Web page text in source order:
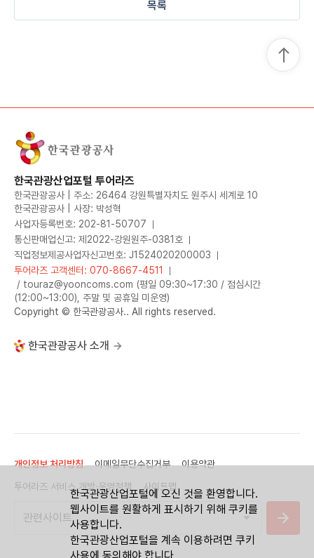
목록
한국관광산업포털 투어라즈
한국관광공사 | 주소: 26464 강원특별자치도 원주시 세계로 10
한국관광공사 | 사장: 박성혁
사업자등록번호: 202-81-50707
통신판매업신고: 제2022-강원원주-0381호
직업정보제공사업자신고번호: J1524020200003
투어라즈 고객센터: 070-8667-4511
/ touraz@yooncoms.com (평일 09:30~17:30 / 점심시간
(12:00~13:00), 주말 및 공휴일 미운영)
Copyright © 한국관광공사.. All rights reserved.
한국관광공사 소개
개인정보 처리방침 이메일무단수집거부
이용약관
투어라즈 서비스 개방·운영정책
사이트맵
한국관광산업포털에 오신 것을 환영합니다.
웹사이트를 원활하게 표시하기 위해 쿠키를
사용합니다.
한국관광산업포털을 계속 이용하려면 쿠키